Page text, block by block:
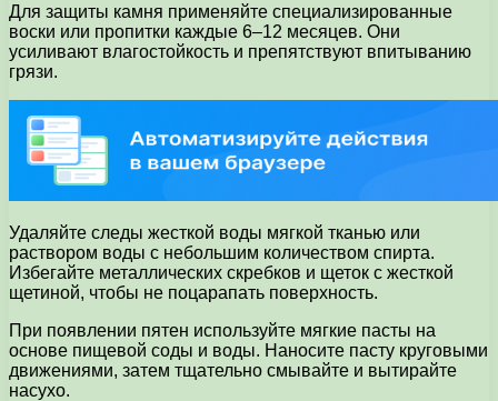
Для защиты камня применяйте специализированные
воски или пропитки каждые 6–12 месяцев. Они
усиливают влагостойкость и препятствуют впитыванию
грязи.
Удаляйте следы жесткой воды мягкой тканью или
раствором воды с небольшим количеством спирта.
Избегайте металлических скребков и щеток с жесткой
щетиной, чтобы не поцарапать поверхность.
При появлении пятен используйте мягкие пасты на
основе пищевой соды и воды. Наносите пасту круговыми
движениями, затем тщательно смывайте и вытирайте
насухо.